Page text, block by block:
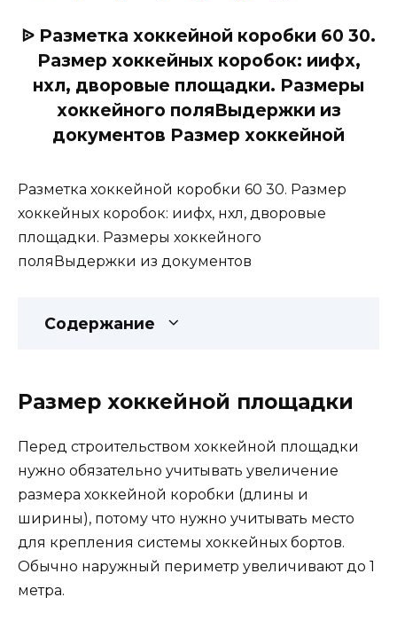
ᐉ Разметка хоккейной коробки 60 30.
Размер хоккейных коробок: иифх,
нхл, дворовые площадки. Размеры
хоккейного поляВыдержки из
документов Размер хоккейной
Разметка хоккейной коробки 60 30. Размер
хоккейных коробок: иифх, нхл, дворовые
площадки. Размеры хоккейного
поляВыдержки из документов
Содержание
Размер хоккейной площадки
Перед строительством хоккейной площадки
нужно обязательно учитывать увеличение
размера хоккейной коробки (длины и
ширины), потому что нужно учитывать место
для крепления системы хоккейных бортов.
Обычно наружный периметр увеличивают до 1
метра.